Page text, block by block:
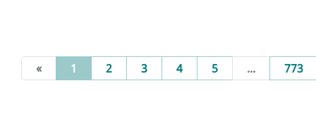
« 1 (current)
2 3 4 5 ... 773